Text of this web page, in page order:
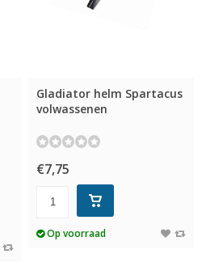
Gladiator helm Spartacus
volwassenen
€7,75
Op voorraad